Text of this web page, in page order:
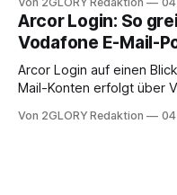
abwesenheiten und die
Ihr personal digital zu
erfahren Sie alles, was
brauchen, von der
Arcor Login: So
Vodafone E-Mail-
Arcor Login auf einen Blick Die Anmeldung für alte Arcor-E-
Mail-Konten erfolgt über
besitzt, loggt sich heute
Von 2GLORY Redaktion